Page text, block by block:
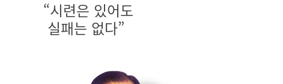
“시련은 있어도
실패는 없다”